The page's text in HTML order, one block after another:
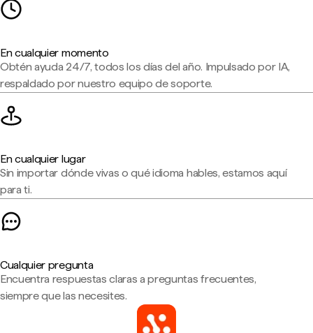
En cualquier momento
Obtén ayuda 24/7, todos los días del año. Impulsado por IA,
respaldado por nuestro equipo de soporte.
En cualquier lugar
Sin importar dónde vivas o qué idioma hables, estamos aquí
para ti.
Cualquier pregunta
Encuentra respuestas claras a preguntas frecuentes,
siempre que las necesites.